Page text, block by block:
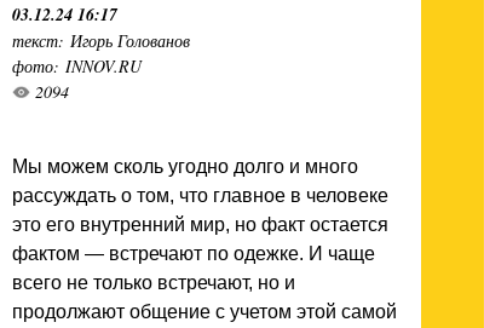
03.12.24 16:17
текст: Игорь Голованов
фото: INNOV.RU
2094
Мы можем сколь угодно долго и много
рассуждать о том, что главное в человеке
это его внутренний мир, но факт остается
фактом — встречают по одежке. И чаще
всего не только встречают, но и
продолжают общение с учетом этой самой